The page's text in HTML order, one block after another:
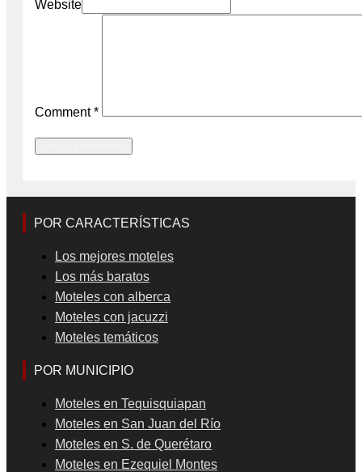
Website
Comment*
POR CARACTERÍSTICAS
Los mejores moteles
Los más baratos
Moteles con alberca
Moteles con jacuzzi
Moteles temáticos
POR MUNICIPIO
Moteles en Tequisquiapan
Moteles en San Juan del Río
Moteles en S. de Querétaro
Moteles en Ezequiel Montes